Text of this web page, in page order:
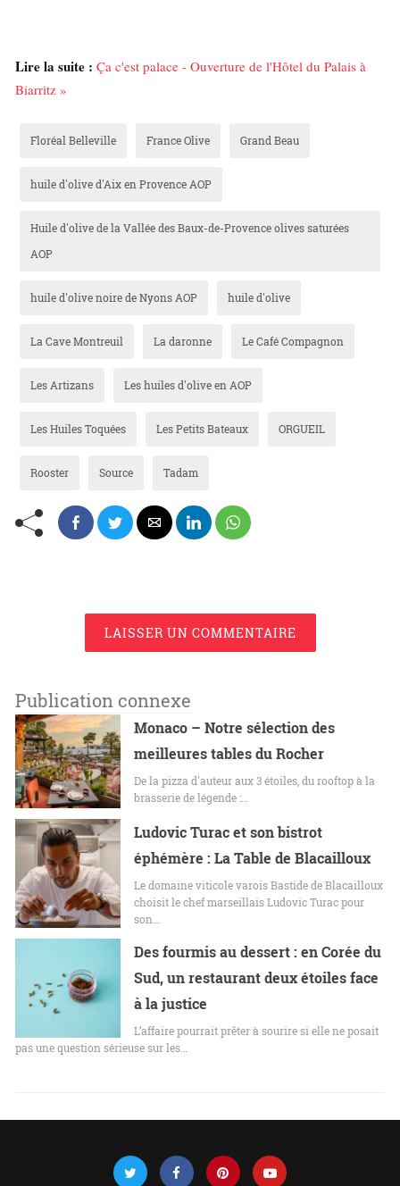
Lire la suite : Ça c'est palace - Ouverture de l'Hôtel du Palais à
Biarritz »
Floréal Belleville France Olive Grand Beau
huile d'olive d'Aix en Provence AOP
Huile d'olive de la Vallée des Baux-de-Provence olives saturées
AOP
huile d'olive noire de Nyons AOP huile d'olive
La Cave Montreuil La daronne Le Café Compagnon
Les Artizans Les huiles d'olive en AOP
Les Huiles Toquées Les Petits Bateaux ORGUEIL
Rooster Source Tadam
LAISSER UN COMMENTAIRE
Publication connexe
Monaco – Notre sélection des
meilleures tables du Rocher
De la pizza d'auteur aux 3 étoiles, du rooftop à la
brasserie de légende :…
Ludovic Turac et son bistrot
éphémère : La Table de Blacailloux
Le domaine viticole varois Bastide de Blacailloux
choisit le chef marseillais Ludovic Turac pour
son…
Des fourmis au dessert : en Corée du
Sud, un restaurant deux étoiles face
à la justice
L’affaire pourrait prêter à sourire si elle ne posait
pas une question sérieuse sur les…